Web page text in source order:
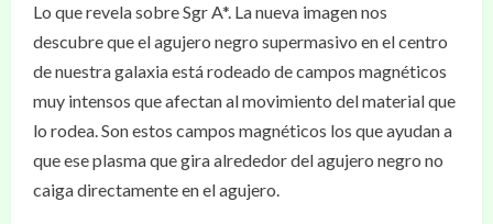
Lo que revela sobre Sgr A*. La nueva imagen nos
descubre que el agujero negro supermasivo en el centro
de nuestra galaxia está rodeado de campos magnéticos
muy intensos que afectan al movimiento del material que
lo rodea. Son estos campos magnéticos los que ayudan a
que ese plasma que gira alrededor del agujero negro no
caiga directamente en el agujero.